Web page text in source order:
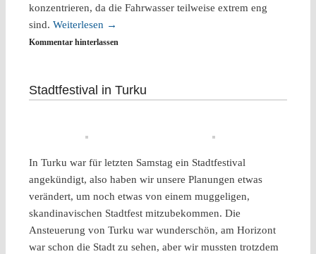
konzentrieren, da die Fahrwasser teilweise extrem eng
sind. Weiterlesen →
Kommentar hinterlassen
Stadtfestival in Turku
In Turku war für letzten Samstag ein Stadtfestival
angekündigt, also haben wir unsere Planungen etwas
verändert, um noch etwas von einem muggeligen,
skandinavischen Stadtfest mitzubekommen. Die
Ansteuerung von Turku war wunderschön, am Horizont
war schon die Stadt zu sehen, aber wir mussten trotzdem